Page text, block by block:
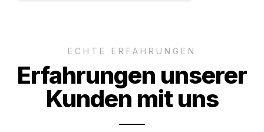
ECHTE ERFAHRUNGEN
Erfahrungen unserer
Kunden mit uns